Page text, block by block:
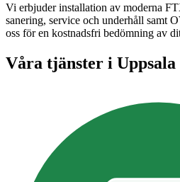
Vi erbjuder installation av moderna
sanering, service och underhåll samt
oss för en kostnadsfri bedömning av
Våra tjänster i Uppsala